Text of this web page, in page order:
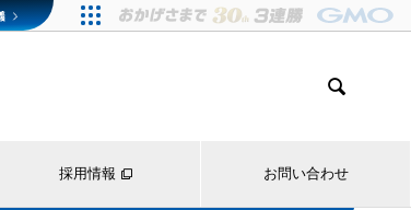

採用情報 お問い合わせ